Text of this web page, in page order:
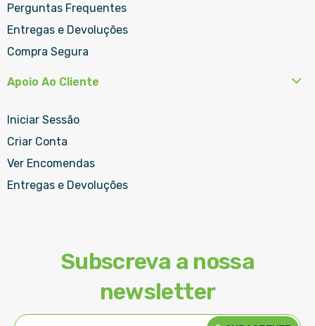
Perguntas Frequentes
Entregas e Devoluções
Compra Segura
Apoio Ao Cliente
Iniciar Sessão
Criar Conta
Ver Encomendas
Entregas e Devoluções
Subscreva a nossa
newsletter
Subscreva